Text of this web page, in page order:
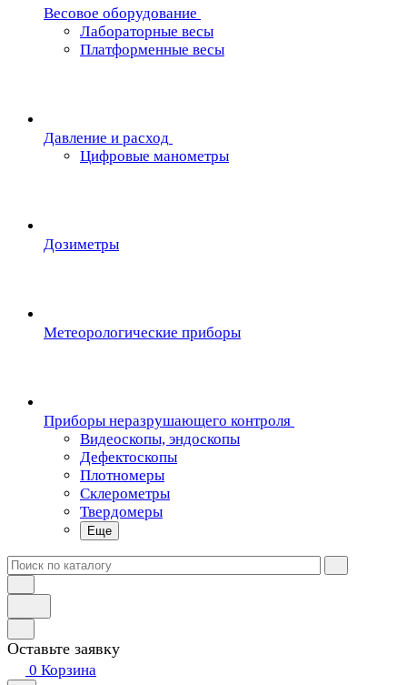
Весовое оборудование
Лабораторные весы
Платформенные весы
Давление и расход
Цифровые манометры
Дозиметры
Метеорологические приборы
Приборы неразрушающего контроля
Видеоскопы, эндоскопы
Дефектоскопы
Плотномеры
Склерометры
Твердомеры
Еще
Оставьте заявку
0 Корзина